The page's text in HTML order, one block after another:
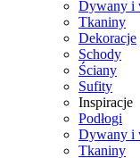
Dywany i
Tkaniny
Dekoracje
Schody
Ściany
Sufity
Inspiracje
Podłogi
Dywany i
Tkaniny